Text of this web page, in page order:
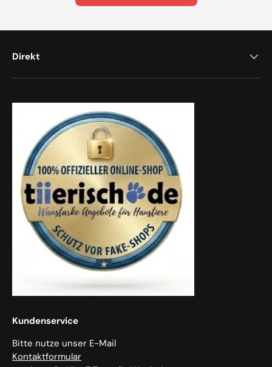
Direkt
Kundenservice
Bitte nutze unser E-Mail
Kontaktformular